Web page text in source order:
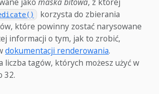
korzysta do zbierania
które powinny zostać narysowane
informacji o tym, jak to zrobić,
dokumentacji renderowania.
liczba tagów, których możesz użyć w
32.